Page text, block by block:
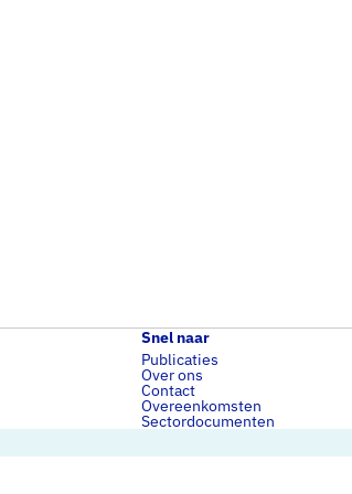
Snel naar
Publicaties
Over ons
Contact
Overeenkomsten
Sectordocumenten